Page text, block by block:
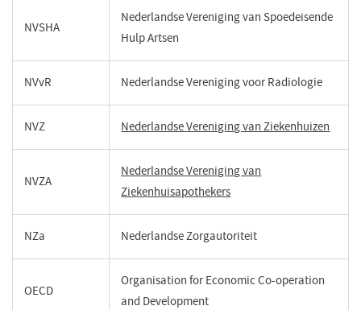
NVSHA
Nederlandse Vereniging van Spoedeisende
Hulp Artsen
NVvR Nederlandse Vereniging voor Radiologie
NVZ Nederlandse Vereniging van Ziekenhuizen
in
NVZA
Nederlandse Vereniging van
Ziekenhuisapothekers
in
een
nieuw
venster)
NZa Nederlandse Zorgautoriteit
OECD
Organisation for Economic Co-operation
and Development